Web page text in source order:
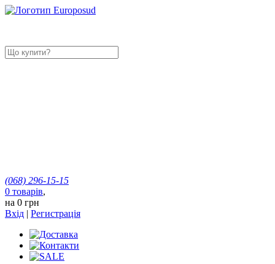
(068) 296-15-15
0 товарів,
на 0 грн
Вхід | Регистрація